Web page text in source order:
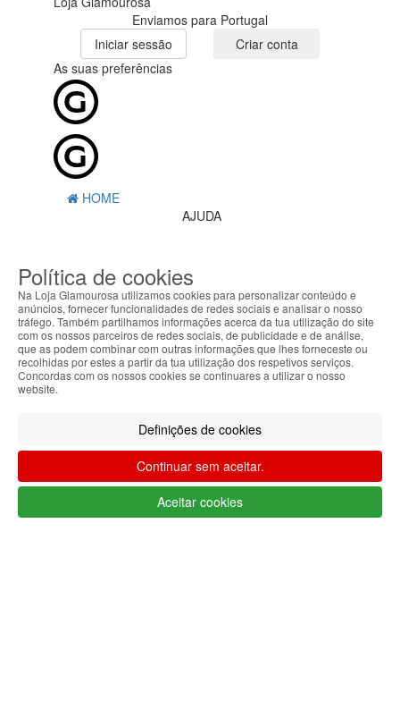
Enviamos para Portugal
Iniciar sessão
Criar conta
As suas preferências
HOME
AJUDA
0 CARRINHO
EU
Filtrar por
Limpar filtros
Filtrar
Política de cookies
Na Loja Glamourosa utilizamos cookies para personalizar conteúdo e
anúncios, fornecer funcionalidades de redes sociais e analisar o nosso
tráfego. Também partilhamos informações acerca da tua utilização do site
com os nossos parceiros de redes sociais, de publicidade e de análise,
que as podem combinar com outras informações que lhes forneceste ou
recolhidas por estes a partir da tua utilização dos respetivos serviços.
Concordas com os nossos cookies se continuares a utilizar o nosso
website.
Definições de cookies
Continuar sem aceitar.
Aceitar cookies